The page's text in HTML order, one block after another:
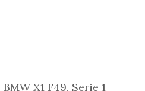
X1 F49, Serie 1